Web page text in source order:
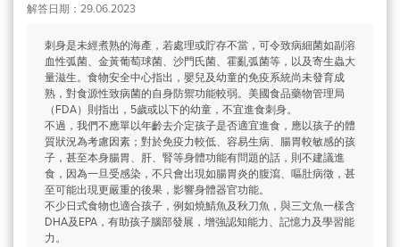
解答日期：29.06.2023
刺身是未經煮熟的海產，若處理或貯存不當，可令致病細菌如副溶
血性弧菌、金黃葡萄球菌、沙門氏菌、霍亂弧菌等，以及寄生蟲大
量滋生。食物安全中心指出，嬰兒及幼童的免疫系統尚未發育成
熟，對食源性致病菌的自身防禦功能較弱。美國食品藥物管理局
（FDA）則指出，5歲或以下的幼童，不宜進食刺身。
不過，我們不應單以年齡去介定孩子是否適宜進食，應以孩子的體
質狀況為考慮因素；對於免疫力較低、容易生病、腸胃較敏感的孩
子，甚至本身腸胃、肝、腎等身體功能有問題的話，則不建議進
食，因為一旦受感染，不只會出現如腸胃炎的腹瀉、嘔肚病徵，甚
至可能出現更嚴重的後果，影響身體器官功能。
不少日式食物也適合孩子，例如燒鯖魚及秋刀魚，與三文魚一樣含
DHA及EPA，有助孩子腦部發展，增強認知能力、記憶力及學習能
力。